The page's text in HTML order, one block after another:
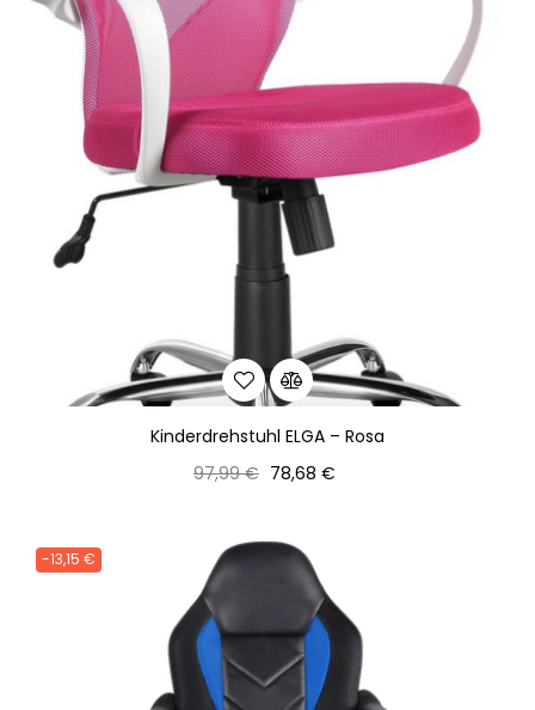
Kinderdrehstuhl ELGA – Rosa
Normaler
97,99 € Preis
78,68 €
-13,15 €